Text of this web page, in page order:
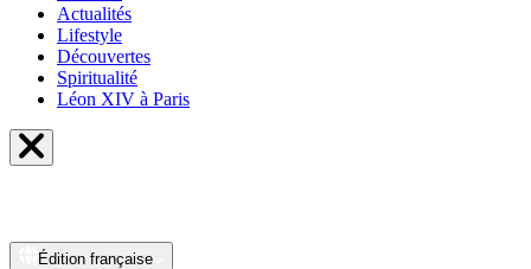
Actualités
Lifestyle
Découvertes
Spiritualité
Léon XIV à Paris
Édition française